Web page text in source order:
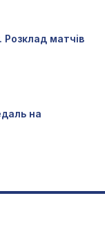
Розклад матчів
на